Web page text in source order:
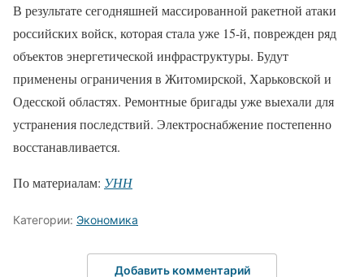
В результате сегодняшней массированной ракетной атаки
российских войск, которая стала уже 15-й, поврежден ряд
объектов энергетической инфраструктуры. Будут
применены ограничения в Житомирской, Харьковской и
Одесской областях. Ремонтные бригады уже выехали для
устранения последствий. Электроснабжение постепенно
восстанавливается.
По материалам: УНН
Категории: Экономика
Добавить комментарий